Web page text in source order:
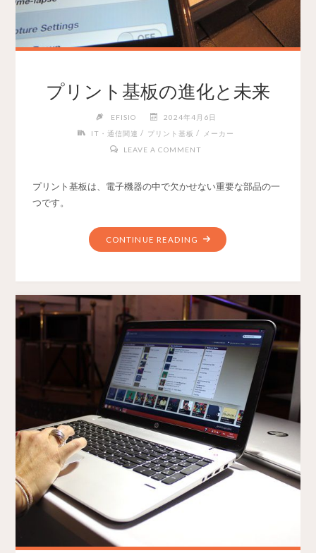
プリント基板の進化と未来
EFISIO
2024年4月6日
IT・通信関連 / プリント基板 /
メーカー
LEAVE A COMMENT
プリント基板は、電子機器の中で欠かせない重要な部品の一
つです。
CONTINUE READING